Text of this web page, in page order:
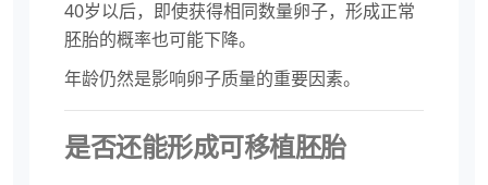
40岁以后，即使获得相同数量卵子，形成正常
胚胎的概率也可能下降。
年龄仍然是影响卵子质量的重要因素。
是否还能形成可移植胚胎